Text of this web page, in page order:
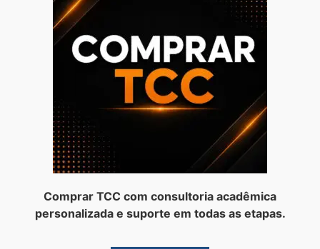
Comprar TCC com consultoria acadêmica
personalizada e suporte em todas as etapas.